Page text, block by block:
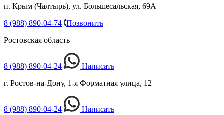
п. Крым (Чалтырь), ул. Большесальская, 69А
8 (988) 890-04-74 Позвонить
Ростовская область
8 (988) 890-04-24
Написать
г. Ростов-на-Дону, 1-я Форматная улица, 12
8 (988) 890-04-24
Написать